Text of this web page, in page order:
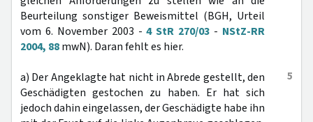
Beurteilung sonstiger Beweismittel (BGH, Urteil
vom 6. November 2003 -4 StR 270/03 - NStZ-RR
2004, 88mwN). Daran fehlt es hier.
5
a) Der Angeklagte hat nicht in Abrede gestellt, den
Geschädigten gestochen zu haben. Er hat sich
jedoch dahin eingelassen, der Geschädigte habe ihn